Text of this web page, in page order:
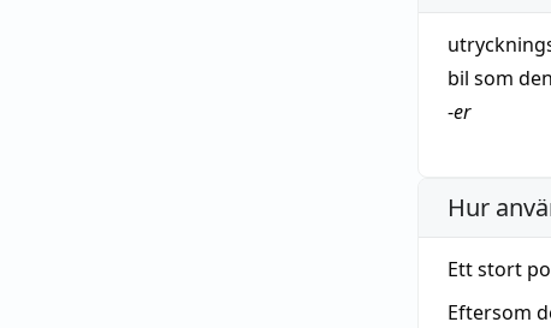
bil som
-er
Hur
Ett stort
Eftersom